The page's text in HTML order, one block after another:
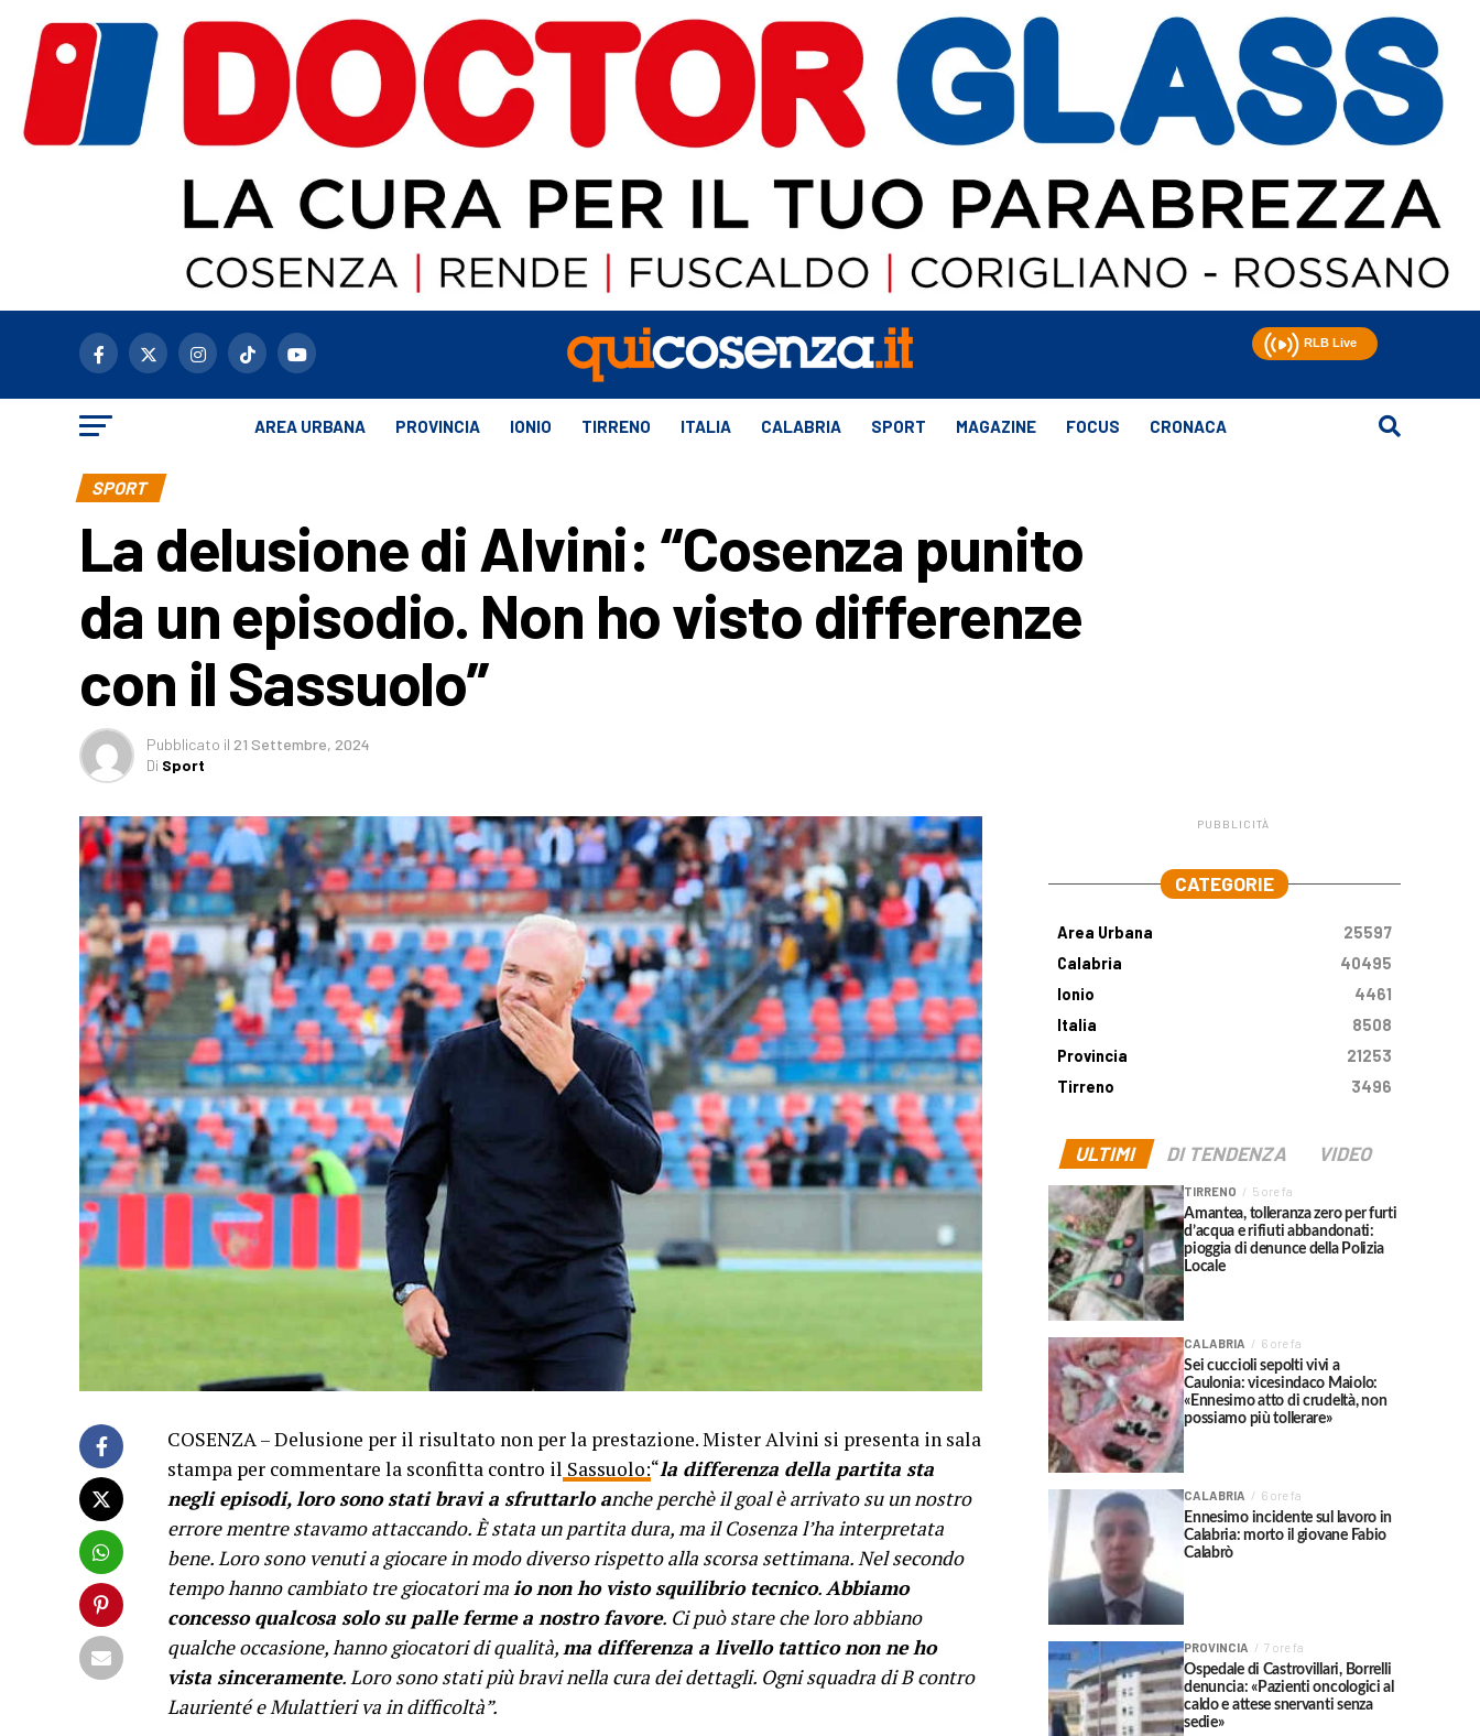
AREA URBANA PROVINCIA IONIO TIRRENO ITALIA CALABRIA SPORT MAGAZINE FOCUS CRONACA
SPORT
La delusione di Alvini: “Cosenza punito
da un episodio. Non ho visto differenze
con il Sassuolo”
Pubblicato il 21 Settembre, 2024
Di Sport
COSENZA – Delusione per il risultato non per la prestazione. Mister Alvini si presenta in sala
stampa per commentare la sconfitta contro il Sassuolo:“la differenza della partita sta
negli episodi, loro sono stati bravi a sfruttarlo anche perchè il goal è arrivato su un nostro
errore mentre stavamo attaccando. È stata un partita dura, ma il Cosenza l’ha interpretata
bene. Loro sono venuti a giocare in modo diverso rispetto alla scorsa settimana. Nel secondo
tempo hanno cambiato tre giocatori ma io non ho visto squilibrio tecnico. Abbiamo
concesso qualcosa solo su palle ferme a nostro favore. Ci può stare che loro abbiano
qualche occasione, hanno giocatori di qualità, ma differenza a livello tattico non ne ho
vista sinceramente. Loro sono stati più bravi nella cura dei dettagli. Ogni squadra di B contro
Laurienté e Mulattieri va in difficoltà”.
PUBBLICITÀ
CATEGORIE
Area Urbana
25597
Calabria
40495
Ionio
4461
Italia
8508
Provincia
21253
Tirreno
3496
ULTIMI DI TENDENZA VIDEO
TIRRENO 5 ore fa
Amantea, tolleranza zero per furti
d’acqua e rifiuti abbandonati:
pioggia di denunce della Polizia
Locale
CALABRIA 6 ore fa
Sei cuccioli sepolti vivi a
Caulonia: vicesindaco Maiolo:
«Ennesimo atto di crudeltà, non
possiamo più tollerare»
CALABRIA 6 ore fa
Ennesimo incidente sul lavoro in
Calabria: morto il giovane Fabio
Calabrò
PROVINCIA 7 ore fa
Ospedale di Castrovillari, Borrelli
denuncia: «Pazienti oncologici al
caldo e attese snervanti senza
sedie»